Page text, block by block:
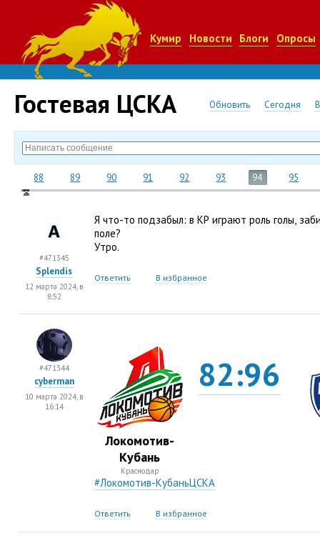
Кумир Новости Блоги Опросы
Гостевая ЦСКА Обновить Сегодня
88 89 90 91 92 93 94 95
Я что-то подзабыл: в КР играют роль голы,
поле?
Утро.
Ответить В избранное
#471345
Splendis
12 марта 2024, в
8:52
Локомотив-
Кубань
Краснодар
82:96
#Локомотив-КубаньЦСКА
Ответить В избранное
#471344
cyberman
10 марта 2024, в
16:14